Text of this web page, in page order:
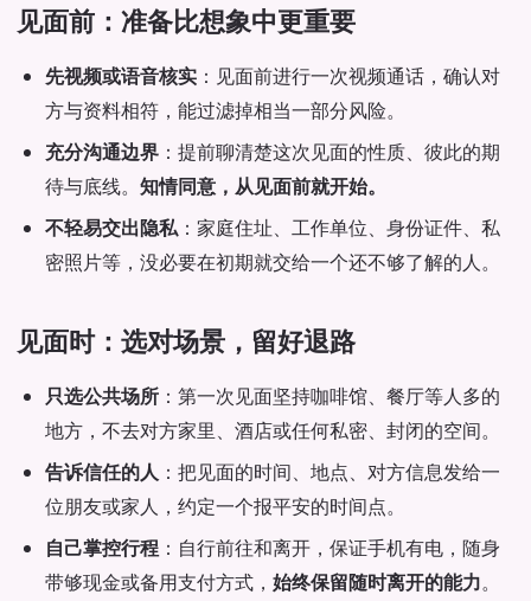
见面前：准备比想象中更重要
先视频或语音核实 ：见面前进行一次视频通话，确认对
方与资料相符，能过滤掉相当一部分风险。
充分沟通边界 ：提前聊清楚这次见面的性质、彼此的期
待与底线。 知情同意，从见面前就开始。
不轻易交出隐私：家庭住址、工作单位、身份证件、私
密照片等，没必要在初期就交给一个还不够了解的人。
见面时：选对场景，留好退路
只选公共场所 ：第一次见面坚持咖啡馆、餐厅等人多的
地方，不去对方家里、酒店或任何私密、封闭的空间。
告诉信任的人：把见面的时间、地点、对方信息发给一
位朋友或家人，约定一个报平安的时间点。
自己掌控行程：自行前往和离开，保证手机有电，随身
带够现金或备用支付方式， 始终保留随时离开的能力。